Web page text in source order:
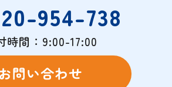
954-738
時間：9:00-17:00
お問い合わせ